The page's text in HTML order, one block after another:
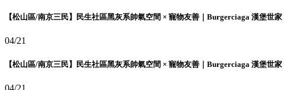
【松山區/南京三民】民生社區黑灰系帥氣空間 × 寵物友善｜Burgerciaga 漢堡世家
04/21
【松山區/南京三民】民生社區黑灰系帥氣空間 × 寵物友善｜Burgerciaga 漢堡世家